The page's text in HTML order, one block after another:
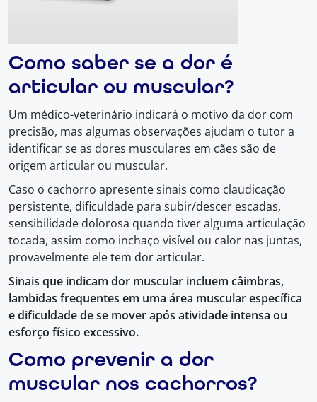
Como saber se a dor é
articular ou muscular?
Um médico-veterinário indicará o motivo da dor com
precisão, mas algumas observações ajudam o tutor a
identificar se as dores musculares em cães são de
origem articular ou muscular.
Caso o cachorro apresente sinais como claudicação
persistente, dificuldade para subir/descer escadas,
sensibilidade dolorosa quando tiver alguma articulação
tocada, assim como inchaço visível ou calor nas juntas,
provavelmente ele tem dor articular.
Sinais que indicam dor muscular incluem câimbras,
lambidas frequentes em uma área muscular específica
e dificuldade de se mover após atividade intensa ou
esforço físico excessivo.
Como prevenir a dor
muscular nos cachorros?